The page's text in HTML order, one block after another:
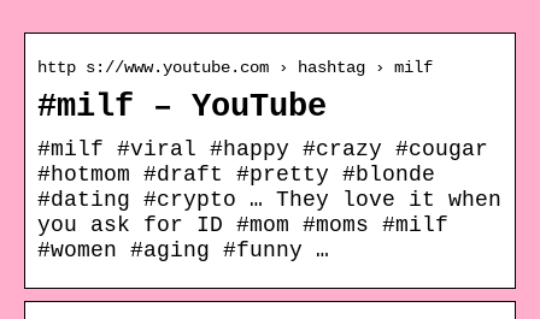
http s://www.youtube.com › hashtag › milf
#milf – YouTube
#milf #viral #happy #crazy #cougar
#hotmom #draft #pretty #blonde
#dating #crypto … They love it when
you ask for ID #mom #moms #milf
#women #aging #funny …